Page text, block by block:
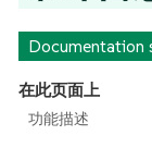
Documentation
在此页面上
功能描述